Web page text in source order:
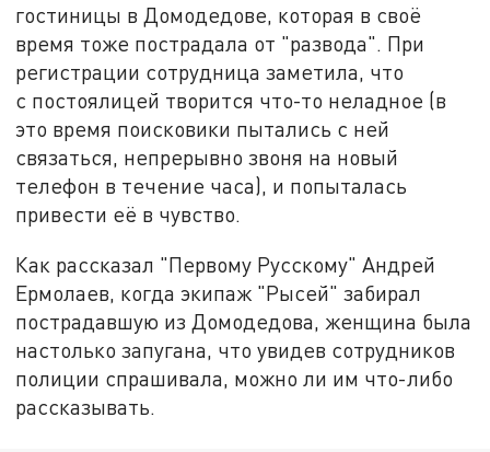
гостиницы в Домодедове, которая в своё
время тоже пострадала от "развода". При
регистрации сотрудница заметила, что
с постоялицей творится что-то неладное (в
это время поисковики пытались с ней
связаться, непрерывно звоня на новый
телефон в течение часа), и попыталась
привести её в чувство.
Как рассказал "Первому Русскому" Андрей
Ермолаев, когда экипаж "Рысей" забирал
пострадавшую из Домодедова, женщина была
настолько запугана, что увидев сотрудников
полиции спрашивала, можно ли им что-либо
рассказывать.